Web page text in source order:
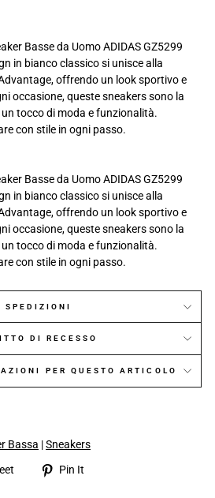
Basse da Uomo ADIDAS GZ5299
in bianco classico si unisce alla
offrendo un look sportivo e
occasione, queste sneakers sono la
tocco di moda e funzionalità.
con stile in ogni passo.
Basse da Uomo ADIDAS GZ5299
in bianco classico si unisce alla
offrendo un look sportivo e
occasione, queste sneakers sono la
tocco di moda e funzionalità.
con stile in ogni passo.
SPEDIZIONI
DI RECESSO
PER QUESTO ARTICOLO
Bassa |Sneakers
Tweet Pin It